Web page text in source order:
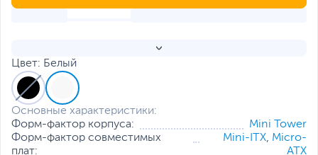
Цвет: Белый
Основные характеристики:
Форм-фактор корпуса:
Mini Tower
Форм-фактор совместимых
плат:
Mini-ITX, Micro-
ATX